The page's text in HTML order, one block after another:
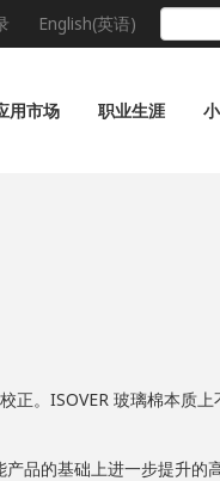
English(英语)
用市场 职业生涯
正。ISOVER 玻璃棉本质
品的基础上进一步提升的